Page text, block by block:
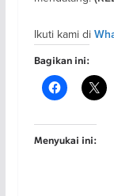
Ikuti kami di
Bagikan ini:
Menyukai ini: